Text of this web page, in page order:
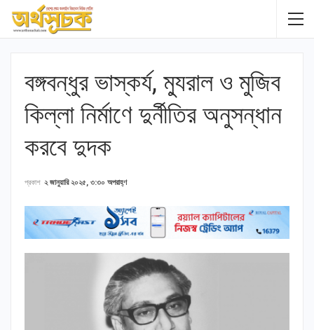
বঙ্গবন্ধুর ভাস্কর্য, ম্যুরাল ও মুজিব
কিল্লা নির্মাণে দুর্নীতির অনুসন্ধান
করবে দুদক
প্রকাশ ২ জানুয়ারি ২০২৫, ৩:৩০ অপরাহ্ণ